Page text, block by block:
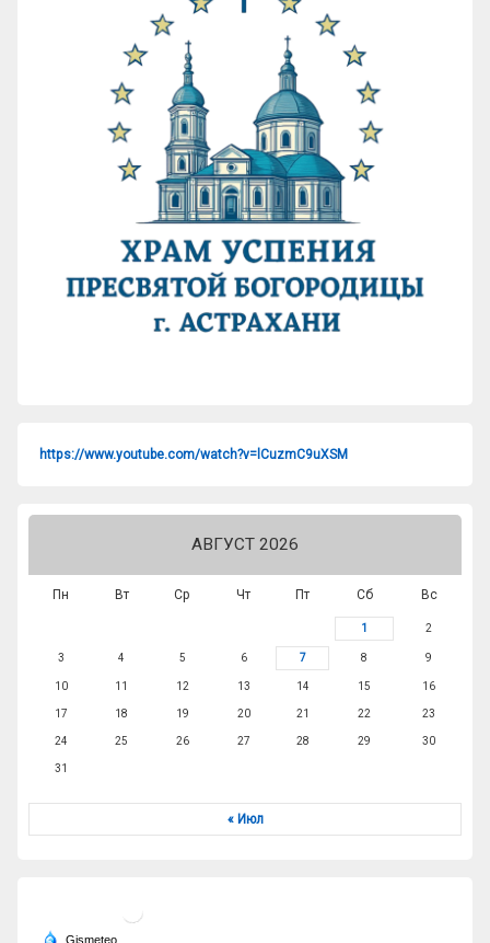
https://www.youtube.com/watch?v=lCuzmC9uXSM
АВГУСТ 2026
Пн Вт Ср Чт Пт Сб Вс
1 2
3 4 5 6 7 8 9
10 11 12 13 14 15 16
17 18 19 20 21 22 23
24 25 26 27 28 29 30
31
« Июл